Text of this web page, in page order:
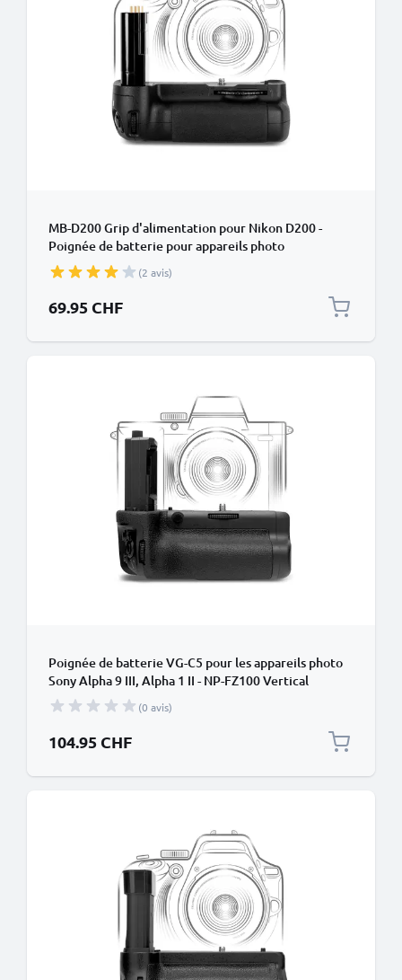
MB-D200 Grip d'alimentation pour Nikon D200 -
Poignée de batterie pour appareils photo
de CELLONIC
(2 avis)
69.95 CHF
Poignée de batterie VG-C5 pour les appareils photo
Sony Alpha 9 III, Alpha 1 II - NP-FZ100 Vertical
Portrait Grip de CELLONIC
(0 avis)
104.95 CHF